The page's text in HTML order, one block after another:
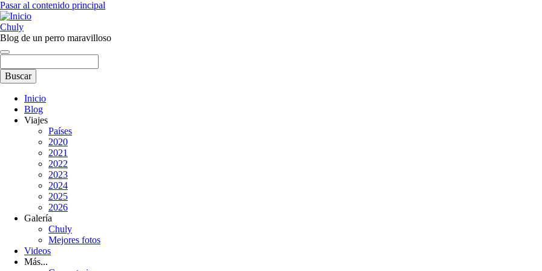
Pasar al contenido principal
Chuly
Blog de un perro maravilloso
Main
navigation
Inicio
Blog
Viajes
Países
2020
2021
2022
2023
2024
2025
2026
Galería
Chuly
Mejores fotos
Videos
Más...